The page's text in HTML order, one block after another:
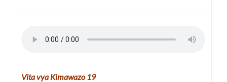
Vita vya Kimawazo19